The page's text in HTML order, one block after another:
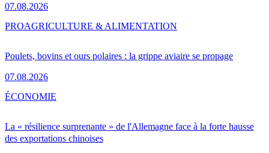
07.08.2026
Poulets, bovins et ours polaires : la grippe aviaire se propage
07.08.2026
PROAGRICULTURE & ALIMENTATION
La « résilience surprenante » de l'Allemagne face à la forte hausse
des exportations chinoises
ÉCONOMIE